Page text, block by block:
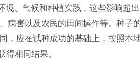
、气候和种植实践，这些影响超
害以及农民的田间操作等。种子
应在试种成功的基础上，按照本
相同结果。